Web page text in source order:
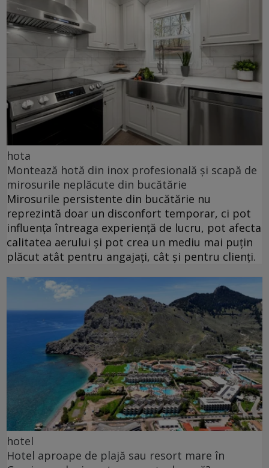
hota
Montează hotă din inox profesională și scapă de
mirosurile neplăcute din bucătărie
Mirosurile persistente din bucătărie nu
reprezintă doar un disconfort temporar, ci pot
influența întreaga experiență de lucru, pot afecta
calitatea aerului și pot crea un mediu mai puțin
plăcut atât pentru angajați, cât și pentru clienți.
hotel
Hotel aproape de plajă sau resort mare în